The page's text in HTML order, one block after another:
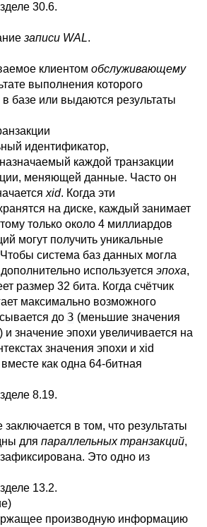
30.6.
записи WAL.
клиентом обслуживающему
выполнения которого
базе или выдаются результаты
идентификатор,
каждой транзакции
меняющей данные. Часто он
xid. Когда эти
на диске, каждый занимает
только около 4 миллиардов
могут получить уникальные
система баз данных могла
используется эпоха,
размер 32 бита. Когда счётчик
максимально возможного
до 3 (меньшие значения
значение эпохи увеличивается на
значения эпохи и xid
как одна 64-битная
8.19.
в том, что результаты
для параллельных транзакций,
Это одно из
13.2.
производную информацию